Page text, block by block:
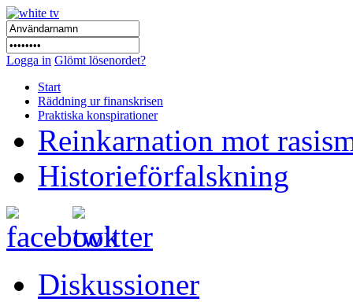
Logga in Glömt lösenordet?
Start
Räddning ur finanskrisen
Praktiska konspirationer
Reinkarnation mot
Historieförfalskning
Diskussioner